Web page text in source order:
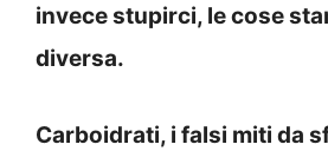
invece stupirci, le cose
diversa.
Carboidrati, i falsi miti da